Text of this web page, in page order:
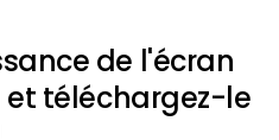
de l'écran
et téléchargez-le